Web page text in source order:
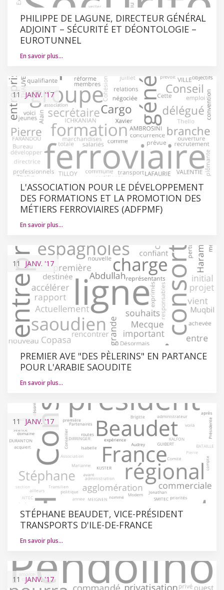
PHILIPPE DE LAGUNE, DIRECTEUR GÉNÉRAL
ADJOINT – SÉCURITÉ ET DÉONTOLOGIE –
EUROTUNNEL
En savoir plus…
11 JANV. '17
L'ASSOCIATION POUR LE DÉVELOPPEMENT
DES FORMATIONS ET LA PROMOTION DES
MÉTIERS FERROVIAIRES (ADFPMF)
En savoir plus…
11 JANV. '17
PREMIER AVE "DES PÈLERINS" EN PARTANCE
POUR L'ARABIE SAOUDITE
En savoir plus…
11 JANV. '17
STÉPHANE BEAUDET, VICE-PRÉSIDENT
TRANSPORTS D'ILE-DE-FRANCE
En savoir plus…
11 JANV. '17